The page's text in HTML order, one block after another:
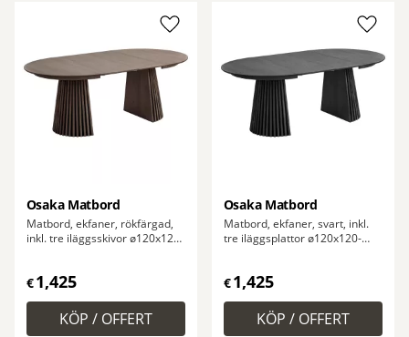
Osaka Matbord
Matbord, ekfaner, rökfärgad,
inkl. tre iläggsskivor ø120x120-
€1,425
Lägg till i favoriter
Osaka Matbord
Matbord, ekfaner, svart, inkl.
tre iläggsplattor ø120x120-
€1,425
Lägg